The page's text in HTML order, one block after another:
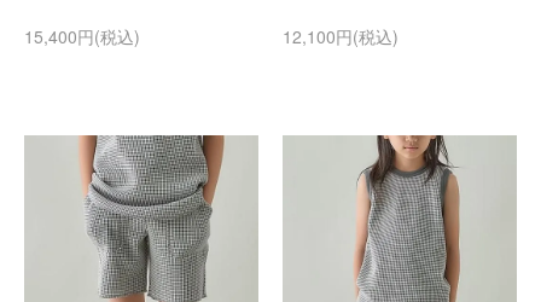
15,400円(税込)
12,100円(税込)